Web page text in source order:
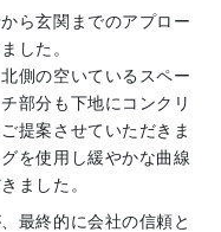
ら玄関までのアプロー
した。
側の空いているスペー
部分も下地にコンクリ
提案させていただきま
を使用し緩やかな曲線
ました。
最終的に会社の信頼と